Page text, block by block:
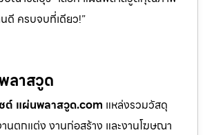
ดี ครบจบที่เดียว!”
ลาสวูด
ซต์ แผ่นพลาสวูด.com แหล่งรวมวัสดุ
ตกแต่ง งานก่อสร้าง และงานโฆษณา